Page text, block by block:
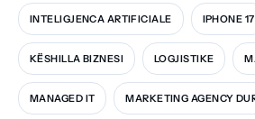
INTELIGJENCA ARTIFICIALE IPHONE 17
KËSHILLA BIZNESI LOGJISTIKE
MANAGED IT MARKETING AGENCY